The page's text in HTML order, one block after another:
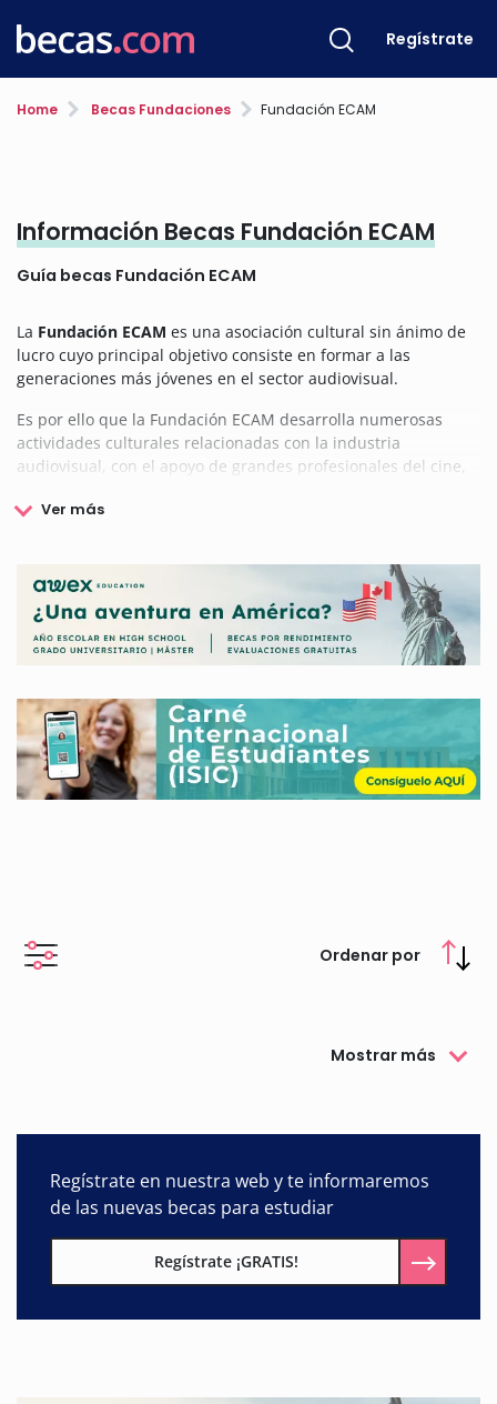
Regístrate
Home Becas Fundaciones Fundación ECAM
Información Becas Fundación ECAM
Guía becas Fundación ECAM
La Fundación ECAM es una asociación cultural sin ánimo de
lucro cuyo principal objetivo consiste en formar a las
generaciones más jóvenes en el sector audiovisual.
Es por ello que la Fundación ECAM desarrolla numerosas
actividades culturales relacionadas con la industria
audiovisual, con el apoyo de grandes profesionales del cine,
Diplomaturas, Formación Cero, In-Company y Formación
Continua.
Otro aspecto destacable de la Fundación ECAM es la
convocatoria de Becas con el objetivo de facilitar el acceso y
Audiovisual.
A continuación te mostramos todos los detalles relacionados
con las Becas que ofrece la Fundación ECAM.
Ordenar por
Mostrar más
Regístrate en nuestra web y te informaremos
de las nuevas becas para estudiar
Regístrate ¡GRATIS!